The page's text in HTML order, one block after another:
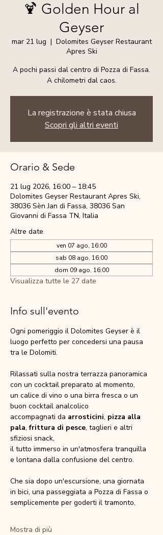
🍹 Golden Hour al
Geyser
mar 21 lug
  |
Dolomites Geyser Restaurant
Apres Ski
A pochi passi dal centro di Pozza di Fassa.
A chilometri dal caos.
La registrazione è stata chiusa
Scopri gli altri eventi
Orario & Sede
21 lug 2026, 16:00 – 18:45
Dolomites Geyser Restaurant Apres Ski,
38036 Sèn Jan di Fassa, 38036 San
Giovanni di Fassa TN, Italia
Altre date
ven 07 ago, 16:00
sab 08 ago, 16:00
dom 09 ago, 16:00
Visualizza tutte le 27 date
Info sull'evento
Ogni pomeriggio il Dolomites Geyser è il
luogo perfetto per concedersi una pausa
tra le Dolomiti.
Rilassati sulla nostra terrazza panoramica
con un cocktail preparato al momento,
un calice di vino o una birra fresca o un
buon cocktail analcolico
accompagnati da arrosticini, pizza alla
pala, frittura di pesce, taglieri e altri
sfiziosi snack,
il tutto immerso in un'atmosfera tranquilla
e lontana dalla confusione del centro.
Che sia dopo un'escursione, una giornata
in bici, una passeggiata a Pozza di Fassa o
semplicemente per goderti il tramonto,
Mostra di più